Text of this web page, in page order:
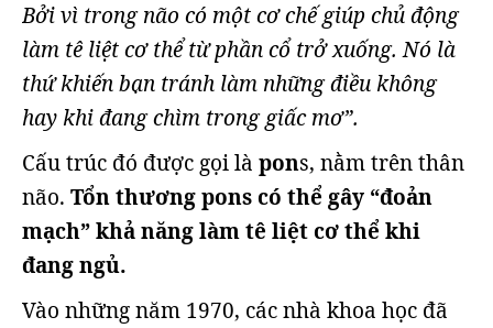
Bởi vì trong não có một cơ chế giúp chủ động
làm tê liệt cơ thể từ phần cổ trở xuống. Nó là
thứ khiến bạn tránh làm những điều không
hay khi đang chìm trong giấc mơ”.
Cấu trúc đó được gọi là pons, nằm trên thân
não. Tổn thương pons có thể gây “đoản
mạch” khả năng làm tê liệt cơ thể khi
đang ngủ.
Vào những năm 1970, các nhà khoa học đã